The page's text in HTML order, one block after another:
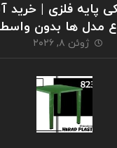
پایه فلزی | خرید
مدل ها بدون
ژوئن ۸, ۲۰۲۶